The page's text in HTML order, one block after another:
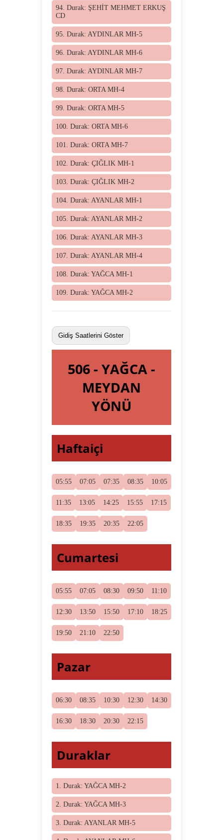
94. Durak: ŞEHİT MEHMET ERKUŞ
CD
95. Durak: AYDINLAR MH-5
96. Durak: AYDINLAR MH-6
97. Durak: AYDINLAR MH-7
98. Durak: ORTA MH-4
99. Durak: ORTA MH-5
100. Durak: ORTA MH-6
101. Durak: ORTA MH-7
102. Durak: ÇIĞLIK MH-1
103. Durak: ÇIĞLIK MH-2
104. Durak: AYANLAR MH-1
105. Durak: AYANLAR MH-2
106. Durak: AYANLAR MH-3
107. Durak: AYANLAR MH-4
108. Durak: YAĞCA MH-1
109. Durak: YAĞCA MH-2
Gidiş Saatlerini Göster
506 - YAĞCA -
MEYDAN
YÖNÜ
Haftaiçi
05:55 07:05 07:35 08:35 10:05
11:35 13:05 14:25 15:55 17:15
18:35 19:35 20:35 22:05
Cumartesi
05:55 07:05 08:30 09:50 11:10
12:30 13:50 15:50 17:10 18:25
19:50 21:10 22:50
Pazar
06:30 08:35 10:30 12:30 14:30
16:30 18:30 20:30 22:15
Duraklar
1. Durak: YAĞCA MH-2
2. Durak: YAĞCA MH-3
3. Durak: AYANLAR MH-5